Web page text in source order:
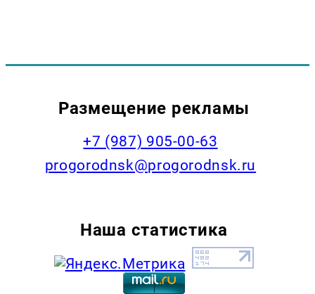
Размещение рекламы
+7 (987) 905-00-63
progorodnsk@progorodnsk.ru
Наша статистика